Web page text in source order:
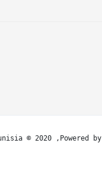
© 2020 ,Powered by